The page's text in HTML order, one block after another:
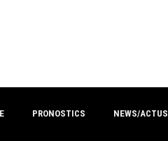
PRONOSTICS NEWS/ACTUS